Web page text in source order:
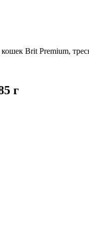
Brit Premium,
г